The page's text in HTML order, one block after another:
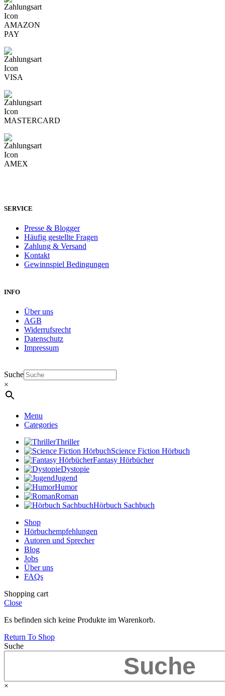
SERVICE
Presse & Blogger
Häufig gestellte Fragen
Zahlung & Versand
Kontakt
Gewinnspiel Bedingungen
INFO
Über uns
AGB
Widerrufsrecht
Datenschutz
Impressum
Suche
×
Menu
Categories
Thriller
Science Fiction Hörbuch
Fantasy Hörbücher
Dystopie
Jugend
Humor
Roman
Hörbuch Sachbuch
Shop
Hörbuchempfehlungen
Autoren und Sprecher
Blog
Jobs
Über uns
FAQs
Shopping cart
Close
Es befinden sich keine Produkte im Warenkorb.
Return To Shop
Suche
×